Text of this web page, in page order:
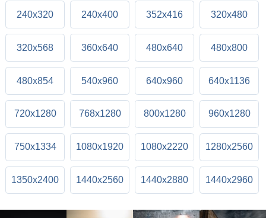
240x320 240x400 352x416 320x480
320x568 360x640 480x640 480x800
480x854 540x960 640x960 640x1136
720x1280 768x1280 800x1280 960x1280
750x1334 1080x1920 1080x2220 1280x2560
1350x2400 1440x2560 1440x2880 1440x2960